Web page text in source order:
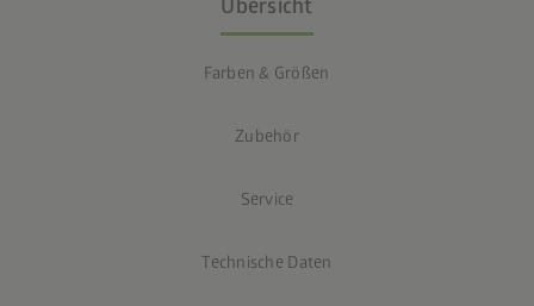
Übersicht
Farben & Größen
Zubehör
Service
Technische Daten